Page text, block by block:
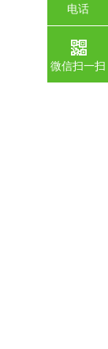
电话
微信扫一扫